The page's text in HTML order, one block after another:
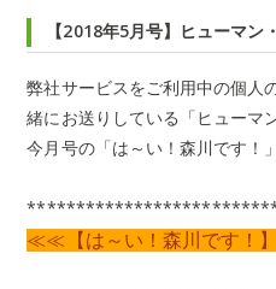
【2018年5月号】ヒューマ
弊社サービスをご利用中の個人
緒にお送りしている「ヒューマ
今月号の「は～い！森川です！
≪≪【は～い！森川です！